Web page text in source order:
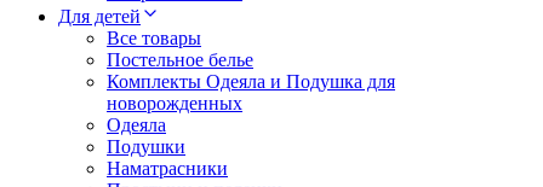
Для детей
Все товары
Постельное белье
Комплекты Одеяла и Подушка для
новорожденных
Одеяла
Подушки
Наматрасники